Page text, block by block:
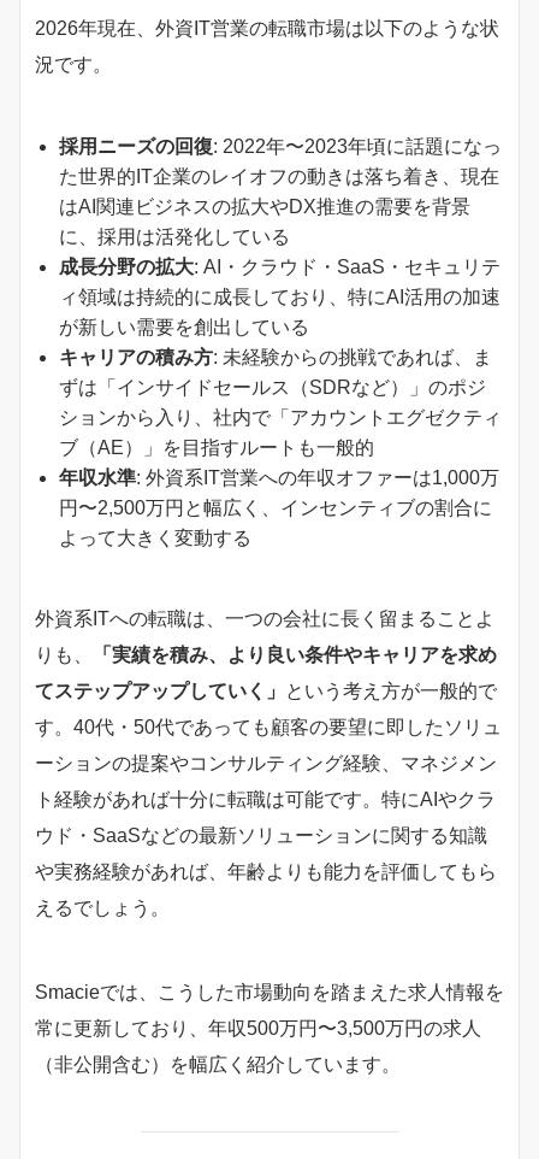
2026年現在、外資IT営業の転職市場は以下のような状
況です。
採用ニーズの回復: 2022年〜2023年頃に話題になっ
た世界的IT企業のレイオフの動きは落ち着き、現在
はAI関連ビジネスの拡大やDX推進の需要を背景
に、採用は活発化している
成長分野の拡大: AI・クラウド・SaaS・セキュリテ
ィ領域は持続的に成長しており、特にAI活用の加速
が新しい需要を創出している
キャリアの積み方: 未経験からの挑戦であれば、ま
ずは「インサイドセールス（SDRなど）」のポジ
ションから入り、社内で「アカウントエグゼクティ
ブ（AE）」を目指すルートも一般的
年収水準: 外資系IT営業への年収オファーは1,000万
円〜2,500万円と幅広く、インセンティブの割合に
よって大きく変動する
外資系ITへの転職は、一つの会社に長く留まることよ
りも、
「実績を積み、より良い条件やキャリアを求め
てステップアップしていく」
という考え方が一般的で
す。40代・50代であっても顧客の要望に即したソリュ
ーションの提案やコンサルティング経験、マネジメン
ト経験があれば十分に転職は可能です。特にAIやクラ
ウド・SaaSなどの最新ソリューションに関する知識
や実務経験があれば、年齢よりも能力を評価してもら
えるでしょう。
Smacieでは、こうした市場動向を踏まえた求人情報を
常に更新しており、年収500万円〜3,500万円の求人
（非公開含む）を幅広く紹介しています。